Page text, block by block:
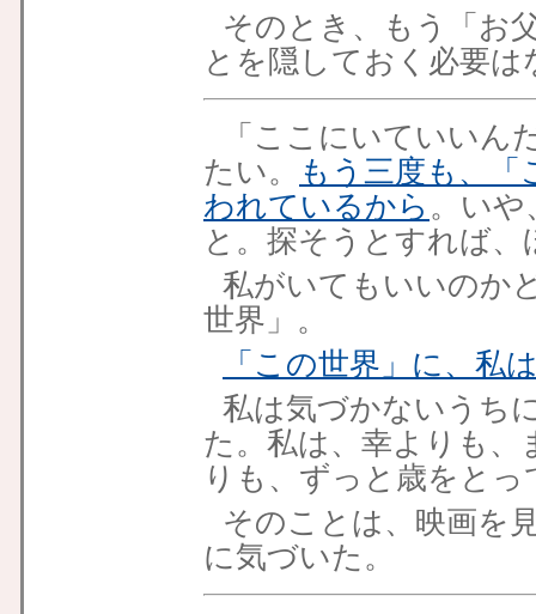
そのとき、もう「お
とを隠しておく必要は
「ここにいていいん
たい。
もう三度も、
われているから 。い
と。探そうとすれば
私がいてもいいのか
世界」。
「この世界」に、私
私は気づかないうち
た。私は、幸よりも
りも、ずっと歳をと
そのことは、映画を
に気づいた。